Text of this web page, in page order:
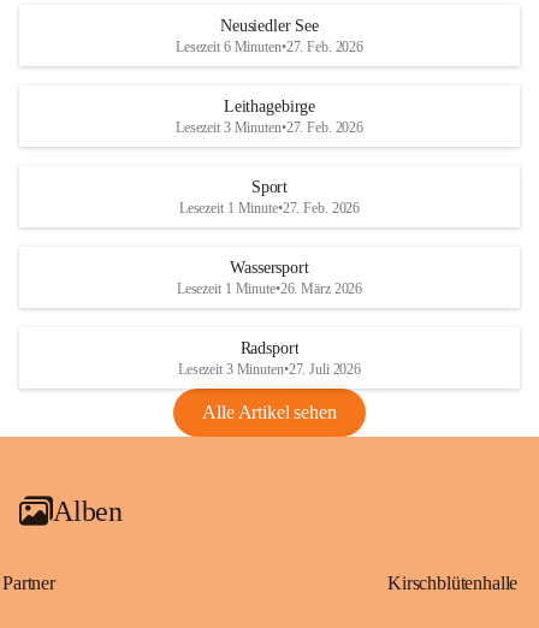
S
und den daraus folgenden wirtschaftlichen
Maßnahmen zur Bekämpfung
Rebe und der Amerikanischen
Anhang VBl. EU Nr. 18
1 Seite•1,4 MB
VBl. EU Nr. 18_2026
r
S
Neusiedler See
Lesezeit 6 Minuten•27. Feb. 2026
Leithagebirge
Lesezeit 3 Minuten•27. Feb. 2026
Sport
Lesezeit 1 Minute•27. Feb. 2026
Wassersport
Lesezeit 1 Minute•26. März 2026
Radsport
Lesezeit 3 Minuten•27. Juli 2026
Alle Artikel sehen
Alben
Partner Kirschblütenhalle